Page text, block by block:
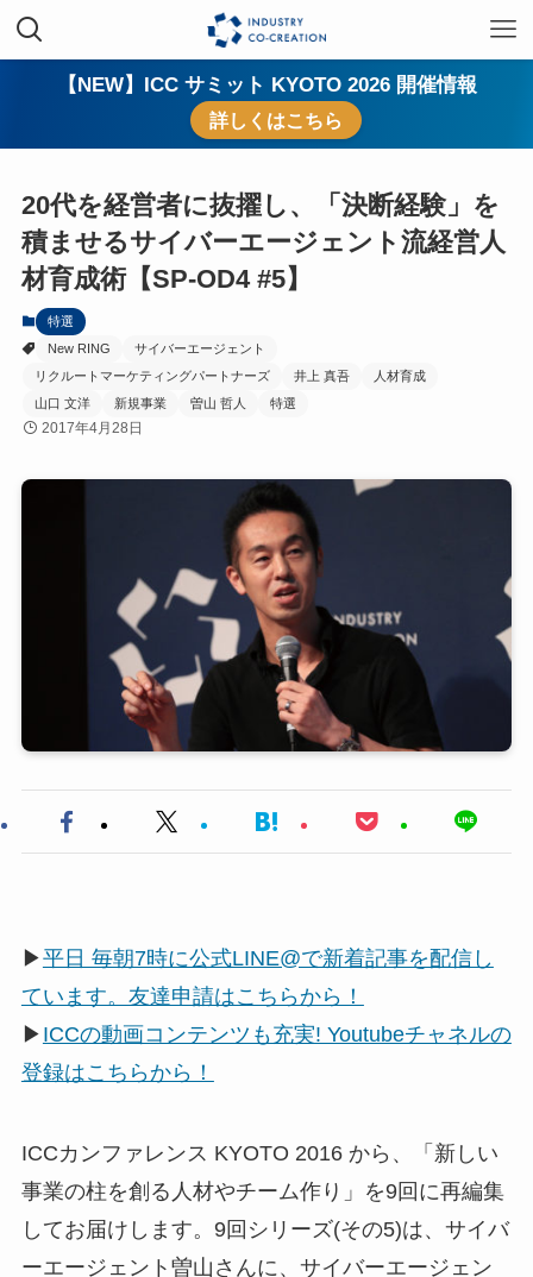
【NEW】ICC サミット KYOTO 2026 開催情報
詳しくはこちら
20代を経営者に抜擢し、「決断経験」を
積ませるサイバーエージェント流経営人
材育成術【SP-OD4 #5】
特選
New RING
サイバーエージェント
リクルートマーケティングパートナーズ
井上 真吾
人材育成
山口 文洋
新規事業 曽山 哲人 特選
2017年4月28日
▶平日 毎朝7時に公式LINE@で新着記事を配信し
ています。友達申請はこちらから！
▶ ICCの動画コンテンツも充実! Youtubeチャネルの
登録はこちらから！
ICCカンファレンス KYOTO 2016 から、「新しい
事業の柱を創る人材やチーム作り」を9回に再編集
してお届けします。9回シリーズ(その5)は、サイバ
ーエージェント曽山さんに、サイバーエージェン